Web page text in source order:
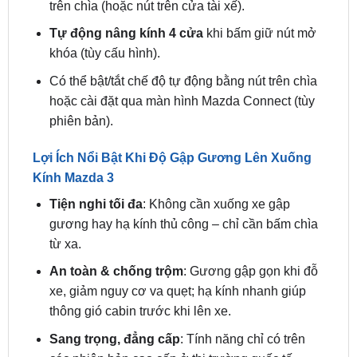
khóa (tùy cấu hình).
Có thể bật/tắt chế độ tự động bằng nút trên chìa
hoặc cài đặt qua màn hình Mazda Connect (tùy
phiên bản).
Lợi Ích Nổi Bật Khi Độ Gập Gương Lên Xuống
Tiện nghi tối đa: Không cần xuống xe gập
gương hay hạ kính thủ công – chỉ cần bấm chìa
từ xa.
An toàn & chống trộm: Gương gập gọn khi đỗ
xe, giảm nguy cơ va quẹt; hạ kính nhanh giúp
thông gió cabin trước khi lên xe.
Sang trọng, đẳng cấp: Tính năng chỉ có trên
các phiên bản cao cấp ở thị trường quốc tế –
mazda 3 của bạn ngang tầm xe full option.